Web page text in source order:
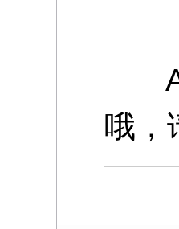
A
哦，